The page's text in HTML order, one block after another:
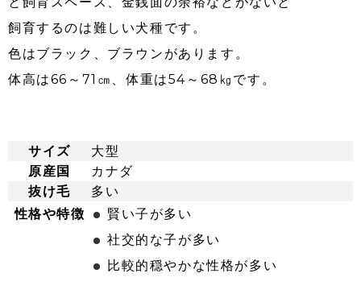
飼育するのは難しい犬種です。
色はブラック、ブラウンがあります。
体高は66～71㎝、体重は54～68㎏です。
サイズ
大型
原産国
カナダ
抜け毛
多い
性格や特徴
賢い子が多い
社交的な子が多い
比較的穏やかな性格が多い